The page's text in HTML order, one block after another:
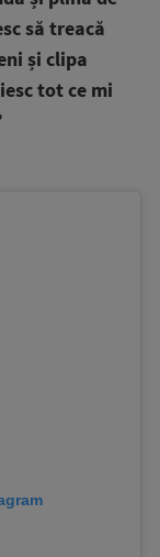
să treacă
și clipa
tot ce mi